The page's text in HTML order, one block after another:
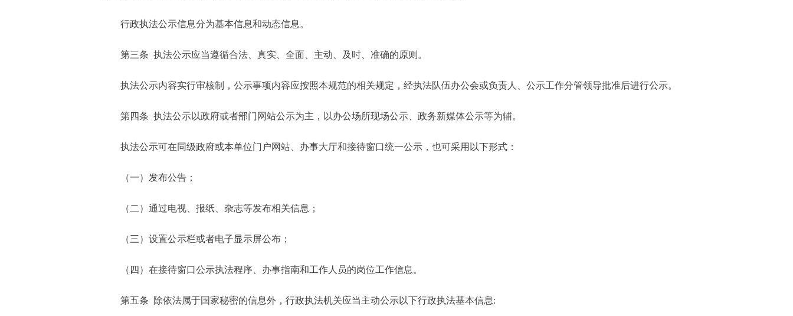
行政执法公示信息分为基本信息和动态信息。
第三条 执法公示应当遵循合法、真实、全面、主动、及时、准确的原则。
执法公示内容实行审核制，公示事项内容应按照本规范的相关规定，经执法队伍办公会或负责人、公示工作分管领导批准后进行公示。
第四条 执法公示以政府或者部门网站公示为主，以办公场所现场公示、政务新媒体公示等为辅。
执法公示可在同级政府或本单位门户网站、办事大厅和接待窗口统一公示，也可采用以下形式：
（一）发布公告；
（二）通过电视、报纸、杂志等发布相关信息；
（三）设置公示栏或者电子显示屏公布；
（四）在接待窗口公示执法程序、办事指南和工作人员的岗位工作信息。
第五条 除依法属于国家秘密的信息外，行政执法机关应当主动公示以下行政执法基本信息: